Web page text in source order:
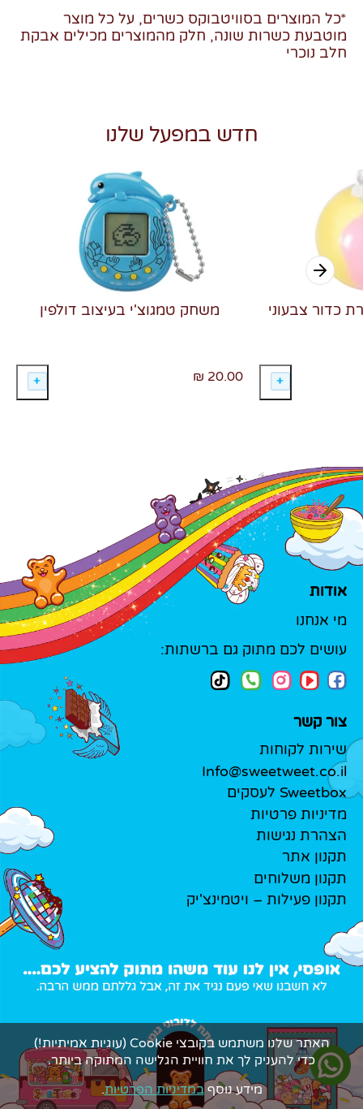
*כל המוצרים בסוויטבוקס כשרים, על כל מוצר
מוטבעת כשרות שונה, חלק מהמוצרים מכילים אבקת
חלב נוכרי
חדש במפעל שלנו
משחק טמגוצ'י בעיצוב דולפין
20.00 ₪
כדור צבעוני
אודות
מי אנחנו
עושים לכם מתוק גם ברשתות:
צור קשר
שירות לקוחות
Info@sweetweet.co.il
Sweetbox לעסקים
מדיניות פרטיות
הצהרת נגישות
תקנון אתר
תקנון משלוחים
תקנון פעילות – ויטמינצ'יק
האתר שלנו משתמש בקובצי Cookie (עוגיות אמיתיות!)
כדי להעניק לך את חוויית הגלישה המתוקה ביותר.
מידע נוסףבמדיניות הפרטיות.